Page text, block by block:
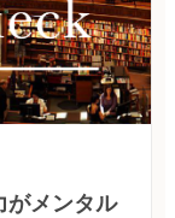
がメンタル